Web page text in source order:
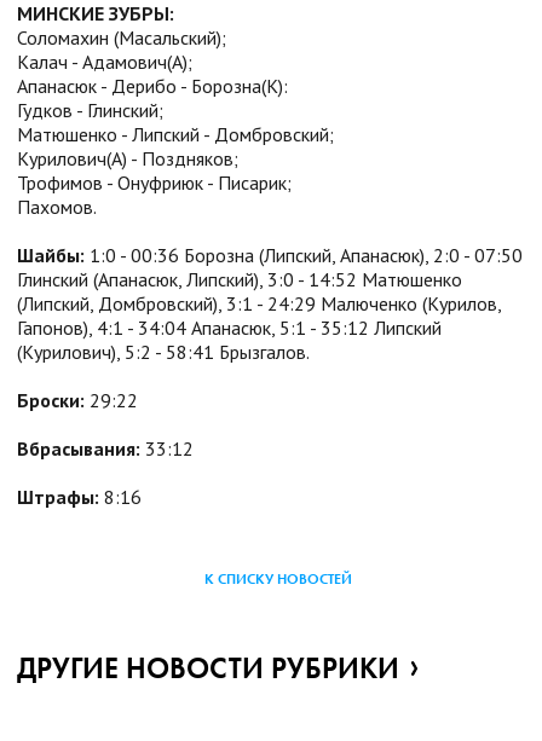
МИНСКИЕ ЗУБРЫ:
Соломахин (Масальский);
Калач - Адамович(А);
Апанасюк - Дерибо - Борозна(К):
Гудков - Глинский;
Матюшенко - Липский - Домбровский;
Курилович(А) - Поздняков;
Трофимов - Онуфриюк - Писарик;
Пахомов.
Шайбы: 1:0 - 00:36 Борозна (Липский, Апанасюк), 2:0 - 07:50
Глинский (Апанасюк, Липский), 3:0 - 14:52 Матюшенко
(Липский, Домбровский), 3:1 - 24:29 Малюченко (Курилов,
Гапонов), 4:1 - 34:04 Апанасюк, 5:1 - 35:12 Липский
(Курилович), 5:2 - 58:41 Брызгалов.
Броски: 29:22
Вбрасывания: 33:12
Штрафы: 8:16
К СПИСКУ НОВОСТЕЙ
ДРУГИЕ НОВОСТИ РУБРИКИ